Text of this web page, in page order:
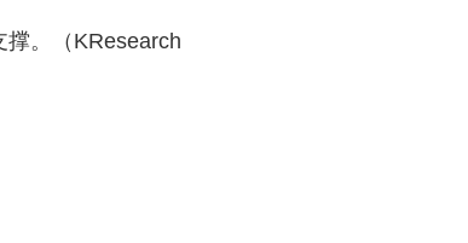
。（KResearch